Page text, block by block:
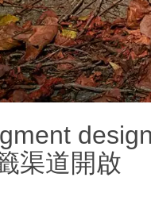
渠道開啟